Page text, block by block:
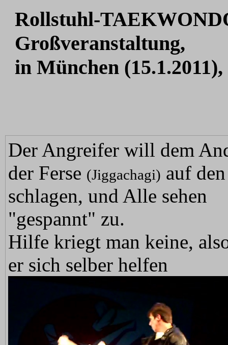
Rollstuhl-
Großveranstaltung,
in München (15.1.2011),
Der Angreifer will dem
der Ferse (Jiggachagi) auf
schlagen, und Alle sehen
"gespannt" zu.
Hilfe kriegt man keine,
er sich selber helfen